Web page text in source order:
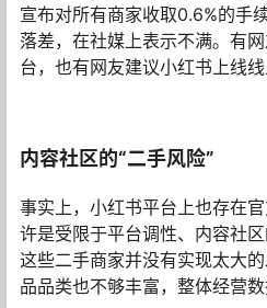
宣布对所有商家收取0.6%的手
落差，在社媒上表示不满。有
台，也有网友建议小红书上线线
内容社区的“二手风险”
事实上，小红书平台上也存在
许是受限于平台调性、内容社区
这些二手商家并没有实现太大
品品类也不够丰富，整体经营数